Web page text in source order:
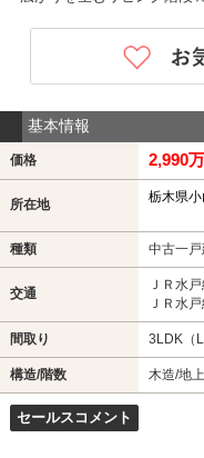
基本情報
価格 2,990
所在地 栃木県
種類 中古一戸
交通
ＪＲ水
ＪＲ水
間取り 3LDK（
構造/階数 木造/地
セールスコメント